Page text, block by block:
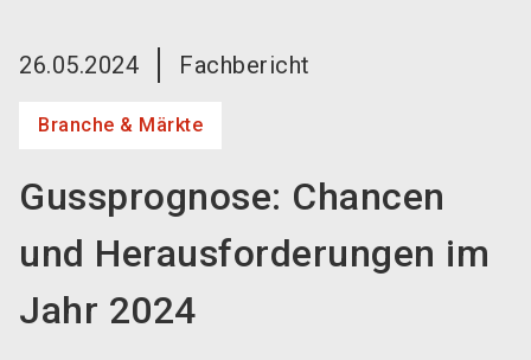
26.05.2024 Fachbericht
Branche & Märkte
Gussprognose: Chancen
und Herausforderungen im
Jahr 2024